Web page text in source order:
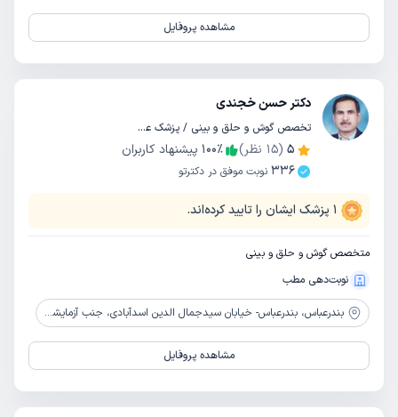
مشاهده پروفایل
دکتر حسن خجندی
تخصص گوش و حلق و بینی / پزشک عمومی
5
(
15 نظر) 100٪
پیشنهاد کاربران
336 نوبت موفق در دکترتو
1 پزشک ایشان را تایید کرده‌اند.
متخصص گوش و حلق و بینی
نوبت‌دهی مطب
بندرعباس، بندرعباس- خیابان سیدجمال الدین اسدآبادی، جنب آزمایشگاه رازی، ساختمان پزشکان فارابی
مشاهده پروفایل